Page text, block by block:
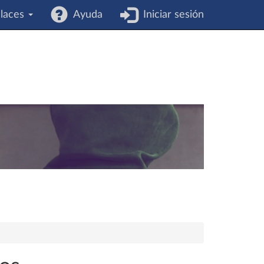
Ayuda Iniciar sesión